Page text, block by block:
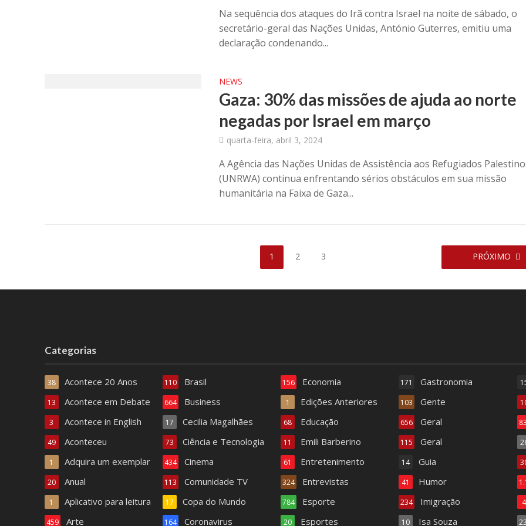
Na sequência dos ataques do Irã contra Israel na noite de sábado, o
secretário-geral das Nações Unidas, António Guterres, emitiu uma
declaração condenando...
NEWS
Gaza: 30% das missões de ajuda ao norte
negadas por Israel em março
quarta-feira, abril 3, 2024
A Agência das Nações Unidas de Assistência aos Refugiados
(UNRWA) continua enfrentando sérios obstáculos em sua missão
humanitária na Faixa de Gaza...
1 2 3 PRÓXIMO
Categorias
Acontece 20 Anos
38
Acontece em Debate
13
Acontece in English
3
Aconteceu
49
Adquira um exemplar
1
Anual
20
Aplicativo para leitura
1
Arte
459
Brasil
110
Business
664
Cecilia Magalhães
17
Ciência e Tecnologia
73
Cinema
434
Comunidade TV
113
Copa do Mundo
17
Coronavirus
164
Economia
156
Edições Anteriores
1
Educação
68
Emili Barberino
11
Entretenimento
61
Entrevistas
324
Esporte
784
Esportes
20
Gastronomia
171
Gente
103
Geral
656
Geral
115
Guia
14
Humor
41
Imigração
234
Isa Souza
10
4